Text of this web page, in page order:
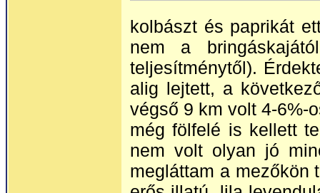
kolbászt és paprikát
nem a
teljesítménytől).
alig lejtett, a
végső 9 km volt 4-6%-
még fölfelé is kellett
nem volt olyan jó
megláttam a mezőkön